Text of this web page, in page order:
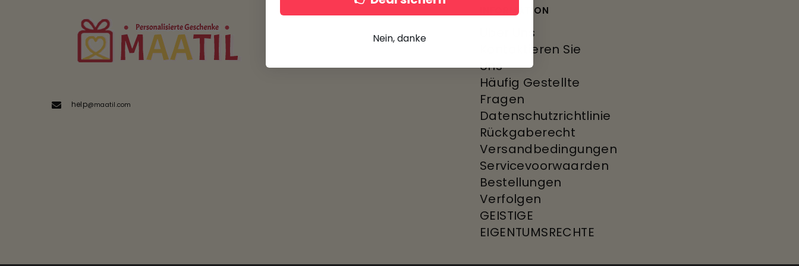
help@maatil.com
INFORMATION
Über Uns
Kontaktieren Sie
Uns
Häufig Gestellte
Fragen
Datenschutzrichtlinie
Rückgaberecht
Versandbedingungen
Servicevoorwaarden
Bestellungen
Verfolgen
GEISTIGE
EIGENTUMSRECHTE
Nein, danke